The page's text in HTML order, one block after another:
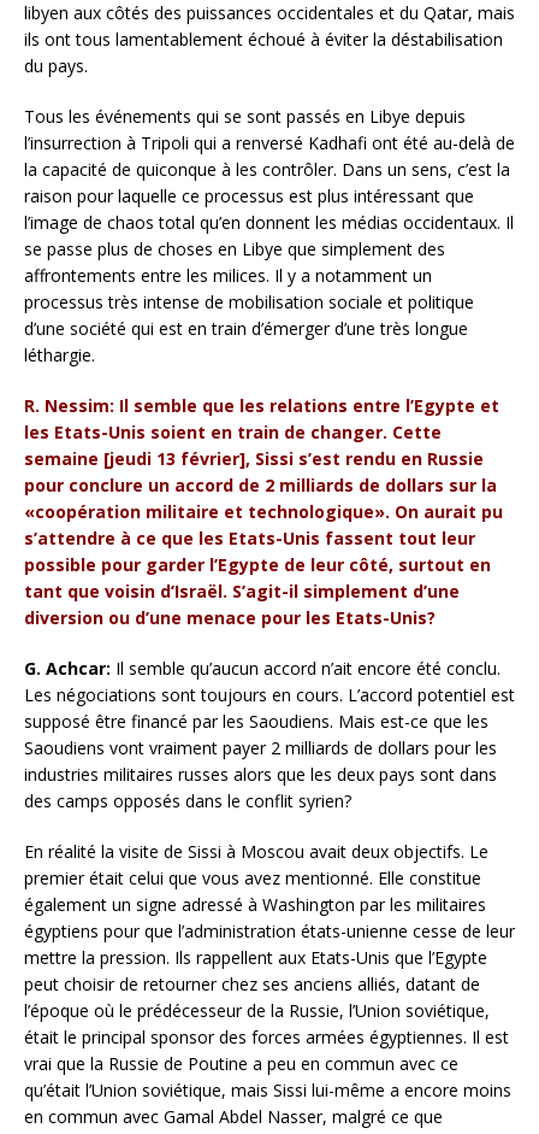
libyen aux côtés des puissances occidentales et du Qatar, mais
ils ont tous lamentablement échoué à éviter la déstabilisation
du pays.
Tous les événements qui se sont passés en Libye depuis
l’insurrection à Tripoli qui a renversé Kadhafi ont été au-delà de
la capacité de quiconque à les contrôler. Dans un sens, c’est la
raison pour laquelle ce processus est plus intéressant que
l’image de chaos total qu’en donnent les médias occidentaux. Il
se passe plus de choses en Libye que simplement des
affrontements entre les milices. Il y a notamment un
processus très intense de mobilisation sociale et politique
d’une société qui est en train d’émerger d’une très longue
léthargie.
R. Nessim: Il semble que les relations entre l’Egypte et
les Etats-Unis soient en train de changer. Cette
semaine [jeudi 13 février], Sissi s’est rendu en Russie
pour conclure un accord de 2 milliards de dollars sur la
«coopération militaire et technologique». On aurait pu
s’attendre à ce que les Etats-Unis fassent tout leur
possible pour garder l’Egypte de leur côté, surtout en
tant que voisin d’Israël. S’agit-il simplement d’une
diversion ou d’une menace pour les Etats-Unis?
G. Achcar: Il semble qu’aucun accord n’ait encore été conclu.
Les négociations sont toujours en cours. L’accord potentiel est
supposé être financé par les Saoudiens. Mais est-ce que les
Saoudiens vont vraiment payer 2 milliards de dollars pour les
industries militaires russes alors que les deux pays sont dans
des camps opposés dans le conflit syrien?
En réalité la visite de Sissi à Moscou avait deux objectifs. Le
premier était celui que vous avez mentionné. Elle constitue
également un signe adressé à Washington par les militaires
égyptiens pour que l’administration états-unienne cesse de leur
mettre la pression. Ils rappellent aux Etats-Unis que l’Egypte
peut choisir de retourner chez ses anciens alliés, datant de
l’époque où le prédécesseur de la Russie, l’Union soviétique,
était le principal sponsor des forces armées égyptiennes. Il est
vrai que la Russie de Poutine a peu en commun avec ce
qu’était l’Union soviétique, mais Sissi lui-même a encore moins
en commun avec Gamal Abdel Nasser, malgré ce que